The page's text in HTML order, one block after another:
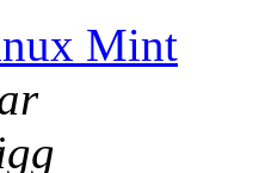
Mint